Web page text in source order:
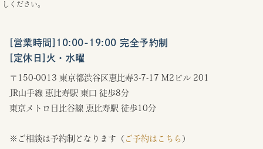
しください。
[営業時間]10:00-19:00 完全予約制
[定休日]火・水曜
〒150-0013 東京都渋谷区恵比寿3-7-17 M2ビル 201
JR山手線 恵比寿駅 東口 徒歩8分
東京メトロ日比谷線 恵比寿駅 徒歩10分
※ご相談は予約制となります（ ご予約はこちら ）